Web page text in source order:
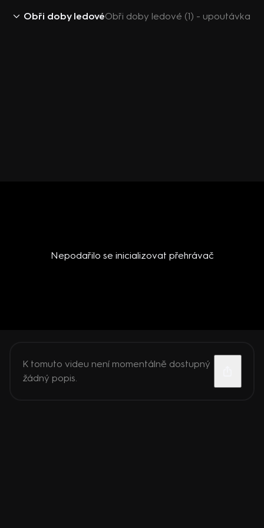
Obři doby ledovéObři doby ledové (1) - upoutávka
Nepodařilo se inicializovat přehrávač
K tomuto videu není momentálně dostupný
žádný popis.